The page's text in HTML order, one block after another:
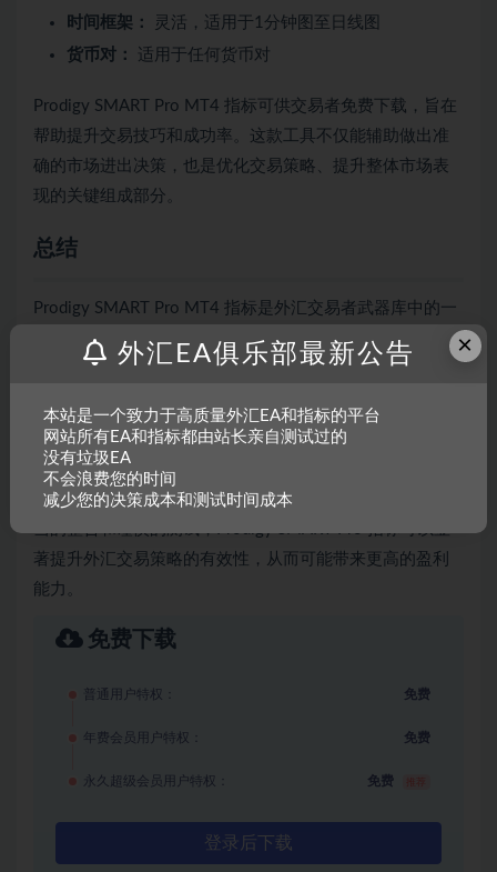
时间框架：
灵活，适用于1分钟图至日线图
货币对：
适用于任何货币对
Prodigy SMART Pro MT4 指标可供交易者免费下载，旨在
帮助提升交易技巧和成功率。这款工具不仅能辅助做出准
确的市场进出决策，也是优化交易策略、提升整体市场表
现的关键组成部分。
总结
Prodigy SMART Pro MT4 指标是外汇交易者武器库中的一
个强大补充。它在趋势反转检测方面提供了精准性与灵活
性的独特结合。其先进的自适应算法提供高精度信号，增
力。
该指标全面的信号系统能满足各种交易偏好，确保无论是
短期剥头皮交易者还是中期交易者都能从中获益。通过恰
著提升外汇交易策略的有效性，从而可能带来更高的盈利
能力。
免费下载
普通用户特权： 免费
年费会员用户特权： 免费
永久超级会员用户特权： 免费
登录后下载
×
外汇EA俱乐部最新公告
本站是一个致力于高质量外汇EA和指标的平台
网站所有EA和指标都由站长亲自测试过的
没有垃圾EA
不会浪费您的时间
减少您的决策成本和测试时间成本